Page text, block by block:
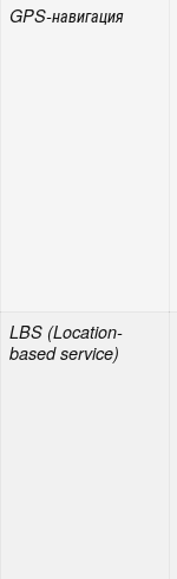
GPS-навигация
LBS (Location-
basedservice)